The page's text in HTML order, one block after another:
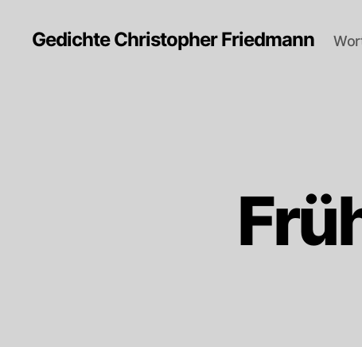
Gedichte Christopher Friedmann